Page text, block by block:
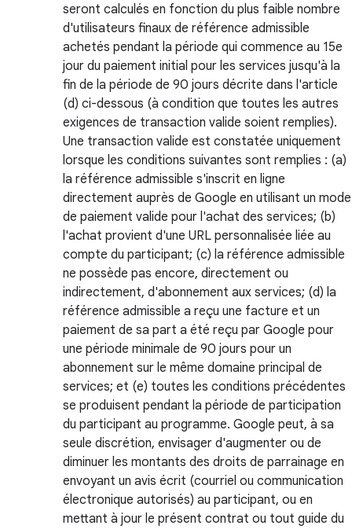
seront calculés en fonction du plus faible nombre
d'utilisateurs finaux de référence admissible
achetés pendant la période qui commence au 15e
jour du paiement initial pour les services jusqu'à la
fin de la période de 90 jours décrite dans l'article
(d) ci-dessous (à condition que toutes les autres
exigences de transaction valide soient remplies).
Une transaction valide est constatée uniquement
lorsque les conditions suivantes sont remplies : (a)
la référence admissible s'inscrit en ligne
directement auprès de Google en utilisant un mode
de paiement valide pour l'achat des services; (b)
l'achat provient d'une URL personnalisée liée au
compte du participant; (c) la référence admissible
ne possède pas encore, directement ou
indirectement, d'abonnement aux services; (d) la
référence admissible a reçu une facture et un
paiement de sa part a été reçu par Google pour
une période minimale de 90 jours pour un
abonnement sur le même domaine principal de
services; et (e) toutes les conditions précédentes
se produisent pendant la période de participation
du participant au programme. Google peut, à sa
seule discrétion, envisager d'augmenter ou de
diminuer les montants des droits de parrainage en
envoyant un avis écrit (courriel ou communication
électronique autorisés) au participant, ou en
mettant à jour le présent contrat ou tout guide du